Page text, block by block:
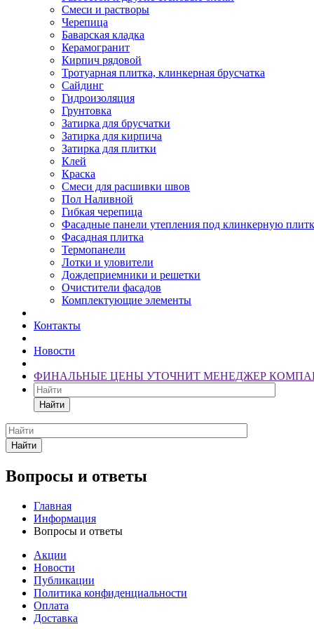
Смеси и растворы
Черепица
Баварская кладка
Керамогранит
Кирпич рядовой
Тротуарная плитка, клинкерная брусчатка
Сайдинг
Гидроизоляция
Грунтовка
Затирка для брусчатки
Затирка для кирпича
Затирка для плитки
Клей
Краска
Смеси для расшивки швов
Пол Наливной
Гибкая черепица
Фасадные панели утепления под клинкерную
Фасадная плитка
Термопанели
Лотки и уловители
Дождеприемники и решетки
Очистители фасадов
Комплектующие элементы
Контакты
Новости
ФИНАЛЬНЫЕ ЦЕНЫ УТОЧНИТ МЕНЕДЖЕР
Найти
Найти
Вопросы и ответы
Главная
Информация
Вопросы и ответы
Акции
Новости
Публикации
Политика конфиденциальности
Оплата
Доставка